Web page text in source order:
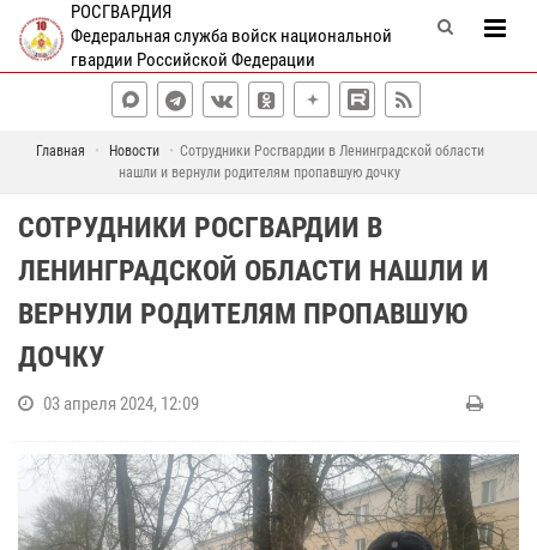
РОСГВАРДИЯ
Федеральная служба войск национальной
гвардии Российской Федерации
Главная Новости
Сотрудники Росгвардии в Ленинградской области
нашли и вернули родителям пропавшую дочку
СОТРУДНИКИ РОСГВАРДИИ В
ЛЕНИНГРАДСКОЙ ОБЛАСТИ НАШЛИ И
ВЕРНУЛИ РОДИТЕЛЯМ ПРОПАВШУЮ
ДОЧКУ
03 апреля 2024, 12:09